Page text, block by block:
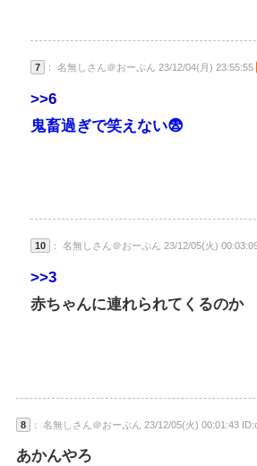
7 ： 名無しさん＠おーぷん 23/12/04(月) 23:55:55
>>6
鬼畜過ぎで笑えない😨
10 ： 名無しさん＠おーぷん 23/12/05(火)
>>3
赤ちゃんに連れられてくるのか
8 ： 名無しさん＠おーぷん 23/12/05(火) 00:01:43
あかんやろ